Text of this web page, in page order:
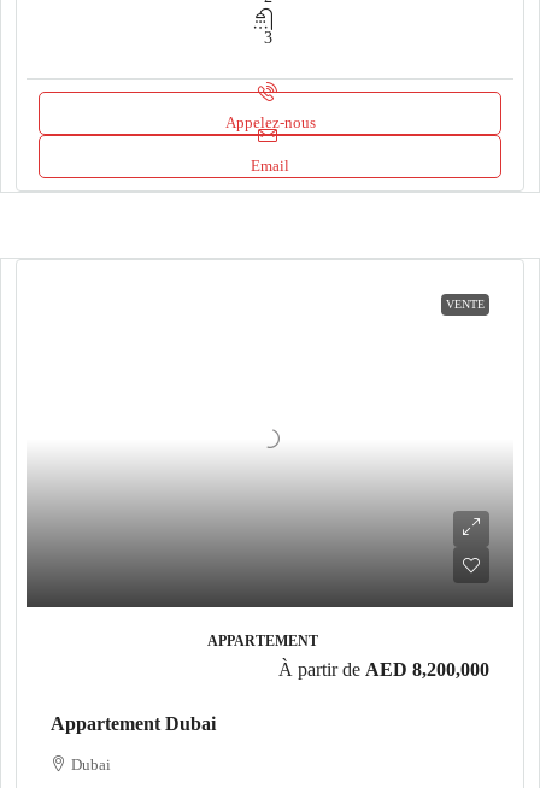
3
Appelez-nous
Email
VENTE
APPARTEMENT
À partir de AED 8,200,000
Appartement Dubai
Dubai